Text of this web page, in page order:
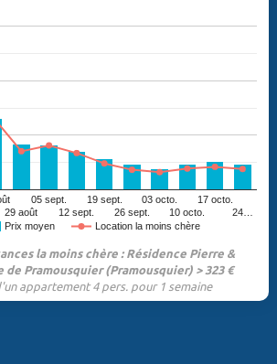
Prix moyen Location la moins chère
29 août
05 sept.
12 sept.
19 sept.
26 sept.
03 octo.
10 octo.
17 octo.
24…
la moins chère : Résidence Pierre &
de Pramousquier (Pramousquier) > 323 €
appartement 4 pers. pour 1 semaine